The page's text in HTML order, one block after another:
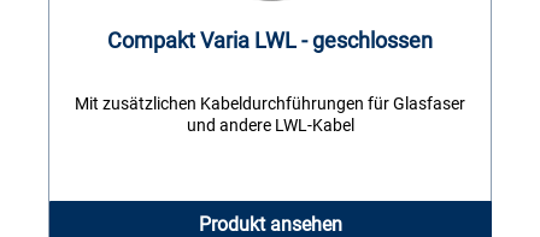
Compakt Varia LWL - geschlossen
Mit zusätzlichen Kabeldurchführungen für Glasfaser
und andere LWL-Kabel
Produkt ansehen